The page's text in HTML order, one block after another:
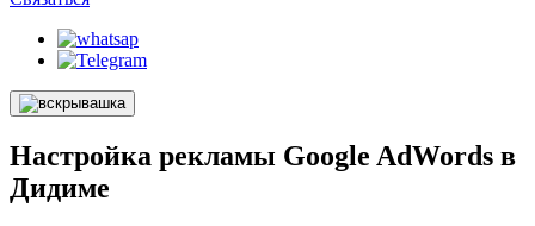
Настройка рекламы Google AdWords в
Дидиме